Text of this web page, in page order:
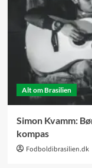
Alt om Brasilien
Simon Kvamm:
kompas
Fodboldibrasilien.dk